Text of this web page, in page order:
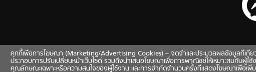
©
คุกกี้เพื่อการโฆษณา (Marketing/Advertising Cookies) – จดจำและประมวลผลข้อมูลที่เกี่ย
ประกอบการปรับเปลี่ยนหน้าเว็บไซต์ รวมถึงนำเสนอโฆษณาเพื่อการพาณิชย์ให้เหมาะสมกับผู้
คุณลักษณะเฉพาะหรือความสนใจของผู้ใช้งาน และการจำกัดจำนวนครั้งที่แสดงโฆษณาเพื่อเ